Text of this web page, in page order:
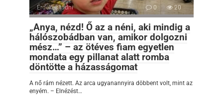
Érdekes tudni 0 20
„Anya, nézd! Ő az a néni, aki mindig a
hálószobádban van, amikor dolgozni
mész…” – az ötéves fiam egyetlen
mondata egy pillanat alatt romba
döntötte a házasságomat
A nő rám nézett. Az arca ugyanannyira döbbent volt, mint az
enyém. – Elnézést…